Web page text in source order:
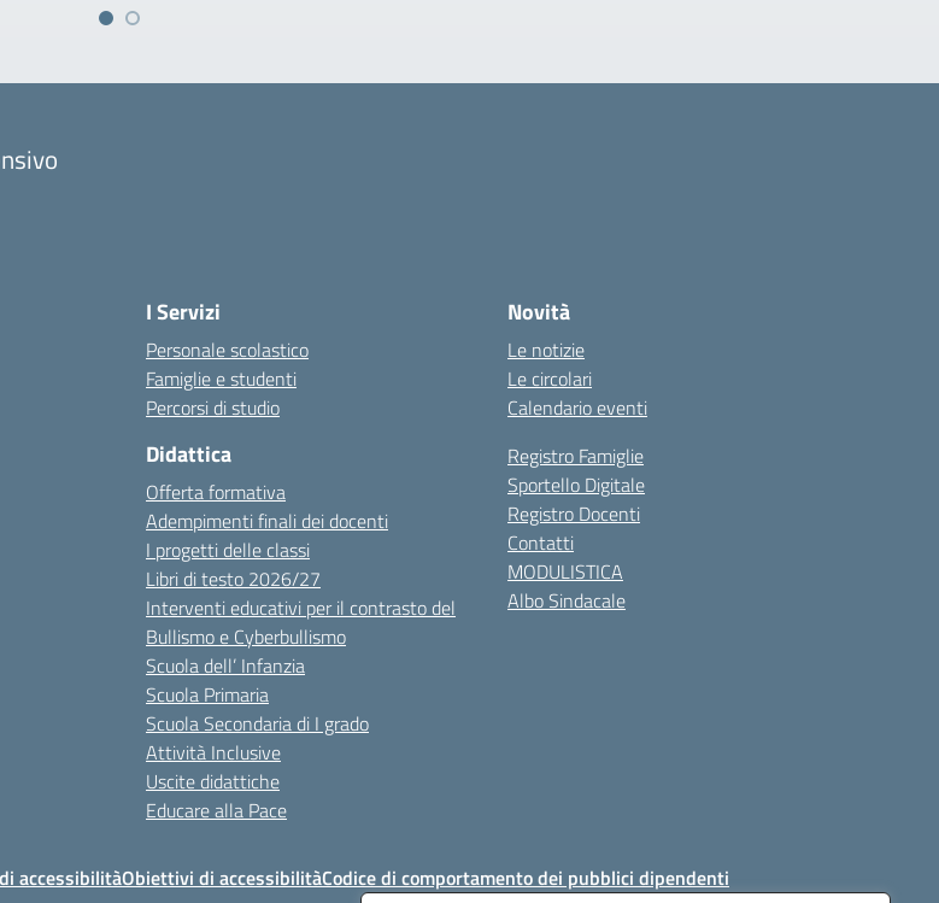
I Servizi
Personale scolastico
Famiglie e studenti
Percorsi di studio
Didattica
Offerta formativa
Adempimenti finali dei docenti
I progetti delle classi
Libri di testo 2026/27
Interventi educativi per il contrasto del
Bullismo e Cyberbullismo
Scuola dell’ Infanzia
Scuola Primaria
Scuola Secondaria di I grado
Attività Inclusive
Uscite didattiche
Educare alla Pace
Novità
Le notizie
Le circolari
Calendario eventi
Registro Famiglie
Sportello Digitale
Registro Docenti
Contatti
MODULISTICA
Albo Sindacale
accessibilitàObiettivi di accessibilitàCodice di comportamento dei pubblici dipendenti